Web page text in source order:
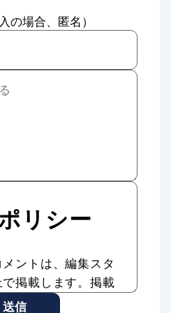
の場合、匿名）
リシー
ントは、編集スタ
掲載します。掲載
Reportの記
送信